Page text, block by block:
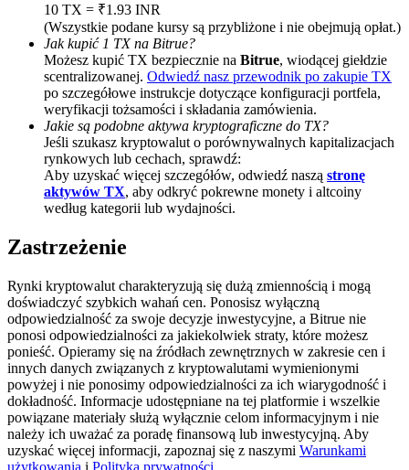
BTC Welcome Rewards
Deposit & Trade BTC to Share 25000 USDT prize pool!
Deposit CASHCAT & Win
Exclusive for BitMart Users
Register & Trade to Win 500,000 USDT
Precious Metals Trading Carnival
Trade Gold & Silver · 33,333 USDT Bonus
10 TX = ₹1.93 INR
(Wszystkie podane kursy są przybliżone i nie obejmują opłat.)
Jak kupić 1 TX na Bitrue?
Możesz kupić TX bezpiecznie na Bitrue, wiodącej giełdzie
scentralizowanej. Odwiedź nasz przewodnik po zakupie TX
po szczegółowe instrukcje dotyczące konfiguracji portfela,
weryfikacji tożsamości i składania zamówienia.
Jakie są podobne aktywa kryptograficzne do TX?
Jeśli szukasz kryptowalut o porównywalnych kapitalizacjach
rynkowych lub cechach, sprawdź:
Aby uzyskać więcej szczegółów, odwiedź naszą stronę
aktywów TX, aby odkryć pokrewne monety i altcoiny
według kategorii lub wydajności.
Zastrzeżenie
Rynki kryptowalut charakteryzują się dużą zmiennością i mogą
doświadczyć szybkich wahań cen. Ponosisz wyłączną
odpowiedzialność za swoje decyzje inwestycyjne, a Bitrue nie
ponosi odpowiedzialności za jakiekolwiek straty, które możesz
ponieść. Opieramy się na źródłach zewnętrznych w zakresie cen i
innych danych związanych z kryptowalutami wymienionymi
powyżej i nie ponosimy odpowiedzialności za ich wiarygodność i
dokładność. Informacje udostępniane na tej platformie i wszelkie
powiązane materiały służą wyłącznie celom informacyjnym i nie
należy ich uważać za poradę finansową lub inwestycyjną. Aby
uzyskać więcej informacji, zapoznaj się z naszymi Warunkami
użytkowania i Polityką prywatności .